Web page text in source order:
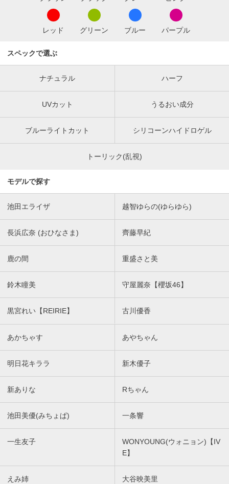
レッド グリーン ブルー パープル
スペックで選ぶ
ナチュラル ハーフ
UVカット うるおい成分
ブルーライトカット シリコーンハイドロゲル
トーリック(乱視)
モデルで探す
池田エライザ 越智ゆらの(ゆらゆら)
長浜広奈 (おひなさま) 齊藤早紀
鹿の間 重盛さと美
鈴木瞳美 守屋麗奈【櫻坂46】
黒宮れい【REIRIE】 古川優香
あかちゃす あやちゃん
明日花キララ 新木優子
新ありな Rちゃん
池田美優(みちょぱ) 一条響
一生友子
WONYOUNG(ウォニョン)【IV
E】
えみ姉 大谷映美里